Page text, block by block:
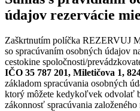
údajov rezervácie
Zaškrtnutím políčka REZERVUJ
so spracúvaním osobných údajov
cestokine spoločnosti/
IČO 35 787 201, Miletičova 1,
základom spracúvania osobných
ktorý môžete kedykoľvek odvolať
zákonnosť spracúvania